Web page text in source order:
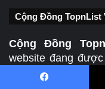
Cộng Đồng TopnList
Cộng Đồng
website đang
viết tổng hợp,